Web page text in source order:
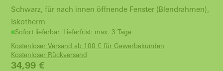
Schwarz, für nach innen öffnende Fenster (Blendrahmen),
Iskotherm
Sofort lieferbar. Lieferfrist: max. 3 Tage
Kostenloser Versand ab 100 € für Gewerbekunden
Kostenloser Rückversand
34,99 €